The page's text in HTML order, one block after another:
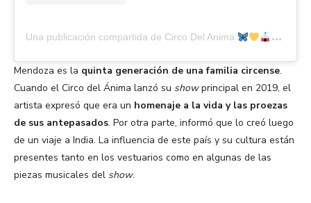
Una publicación compartida de Circo Del Anima
Mendoza es la quinta generación de una familia circense.
Cuando el Circo del Ánima lanzó su showprincipal en 2019, el
artista expresó que era un homenaje a la vida y las proezas
de sus antepasados. Por otra parte, informó que lo creó luego
de un viaje a India. La influencia de este país y su cultura están
presentes tanto en los vestuarios como en algunas de las
piezas musicales del show.